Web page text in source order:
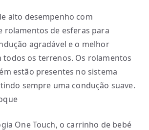
alto desempenho com
rolamentos de esferas para
agradável e o melhor
todos os terrenos. Os rolamentos
estão presentes no sistema
sempre uma condução suave.
One Touch, o carrinho de bebé